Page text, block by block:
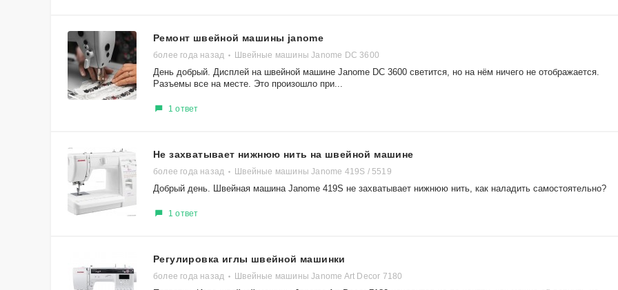
Ремонт швейной машины janome
более года назад Швейные машины Janome DC 3600
День добрый. Дисплей на швейной машине Janome DC 3600 светится, но на нём ничего не отображается.
Разъемы все на месте. Это произошло при...
1 ответ
Не захватывает нижнюю нить на швейной машине
более года назад Швейные машины Janome 419S / 5519
Добрый день. Швейная машина Janome 419S не захватывает нижнюю нить, как наладить самостоятельно?
1 ответ
Регулировка иглы швейной машинки
более года назад Швейные машины Janome Art Decor 7180